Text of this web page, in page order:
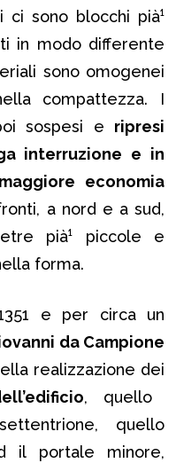
ci sono blocchi pià¹
in modo differente
sono omogenei
compattezza. I
sospesi e ripresi
interruzione e in
economia
a nord e a sud,
pià¹ piccole e
forma.
e per circa un
da Campione
realizzazione dei
, quello
quello
il portale minore,